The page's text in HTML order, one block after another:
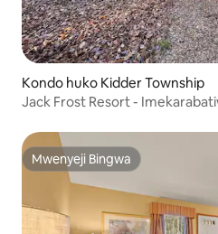
Kondo huko Kidder Township
Jack Frost Resort -
Mwenyeji Bingwa
Mwenyeji Bingwa